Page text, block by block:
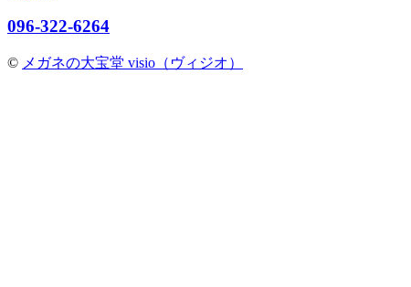
096-322-6264
© メガネの大宝堂 visio（ヴィジオ）